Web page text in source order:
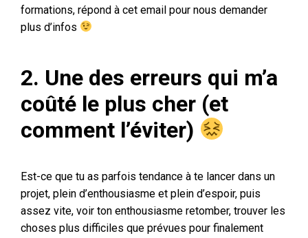
formations, répond à cet email pour nous demander
plus d’infos
2. Une des erreurs qui m’a
coûté le plus cher (et
comment l’éviter)
Est-ce que tu as parfois tendance à te lancer dans un
projet, plein d’enthousiasme et plein d’espoir, puis
assez vite, voir ton enthousiasme retomber, trouver les
choses plus difficiles que prévues pour finalement